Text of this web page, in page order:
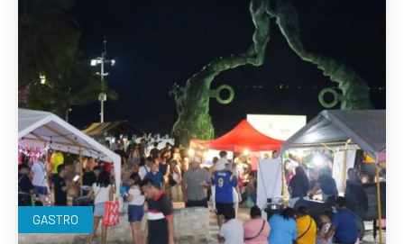
GASTRO